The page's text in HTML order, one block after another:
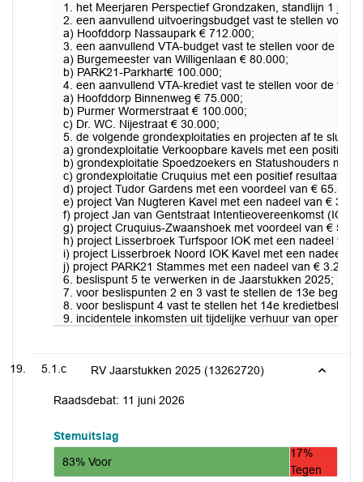
1. het Meerjaren Perspectief Grondzaken, standlijn 1
2. een aanvullend uitvoeringsbudget vast te stellen voor
a) Hoofddorp Nassaupark € 712.000;
3. een aanvullend VTA-budget vast te stellen voor de
a) Burgemeester van Willigenlaan € 80.000;
b) PARK21-Parkhart€ 100.000;
4. een aanvullend VTA-krediet vast te stellen voor de
a) Hoofddorp Binnenweg € 75.000;
b) Purmer Wormerstraat € 100.000;
c) Dr. WC. Nijestraat € 30.000;
5. de volgende grondexploitaties en projecten af te
a) grondexploitatie Verkoopbare kavels met een positief
b) grondexploitatie Spoedzoekers en Statushouders met
c) grondexploitatie Cruquius met een positief resultaat
d) project Tudor Gardens met een voordeel van € 65.571;
e) project Van Nugteren Kavel met een nadeel van €
f) project Jan van Gentstraat Intentieovereenkomst (IOK)
g) project Cruquius-Zwaanshoek met voordeel van €
h) project Lisserbroek Turfspoor IOK met een nadeel van
i) project Lisserbroek Noord IOK Kavel met een nadeel
j) project PARK21 Stammes met een nadeel van € 3.261;
6. beslispunt 5 te verwerken in de Jaarstukken 2025;
7. voor beslispunten 2 en 3 vast te stellen de 13e
8. voor beslispunt 4 vast te stellen het 14e kredietbesluit
9. incidentele inkomsten uit tijdelijke verhuur van
5.1.c RV Jaarstukken 2025 (13262720)
Raadsdebat: 11 juni 2026
Stemuitslag
83% Voor
17%
Tegen